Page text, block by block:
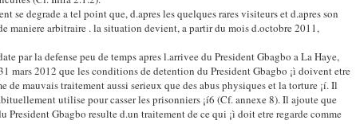
se degrade a tel point que, d.apres les quelques rares visiteurs et d.apres son
maniere arbitraire . la situation devient, a partir du mois d.octobre 2011,
par la defense peu de temps apres l.arrivee du President Gbagbo a La Haye,
mars 2012 que les conditions de detention du President Gbagbo ¡ì doivent etre
de mauvais traitement aussi serieux que des abus physiques et la torture ¡í. Il
utilise pour casser les prisonniers ¡í6 (Cf. annexe 8). Il ajoute que
President Gbagbo resulte d.un traitement de ce qui ¡ì doit etre regarde comme